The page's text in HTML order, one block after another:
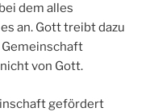
dem alles
an. Gott treibt dazu
Gemeinschaft
von Gott.
gefördert